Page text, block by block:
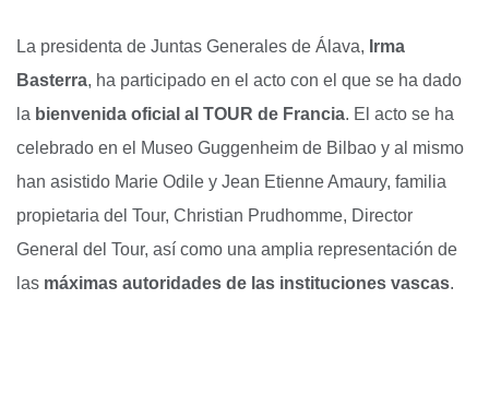
La presidenta de Juntas Generales de Álava, Irma
Basterra, ha participado en el acto con el que se ha dado
la bienvenida oficial al TOUR de Francia. El acto se ha
celebrado en el Museo Guggenheim de Bilbao y al mismo
han asistido Marie Odile y Jean Etienne Amaury, familia
propietaria del Tour, Christian Prudhomme, Director
General del Tour, así como una amplia representación de
las máximas autoridades de las instituciones vascas.